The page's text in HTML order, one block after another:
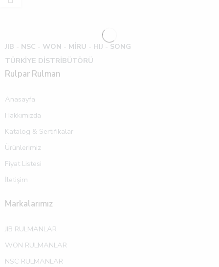
JIB - NSC - WON - MİRU - HIJ - SONG
TÜRKİYE DİSTRİBÜTÖRÜ
Rulpar Rulman
Anasayfa
Hakkımızda
Katalog & Sertifikalar
Ürünlerimiz
Fiyat Listesi
İletişim
Markalarımız
JIB RULMANLAR
WON RULMANLAR
NSC RULMANLAR